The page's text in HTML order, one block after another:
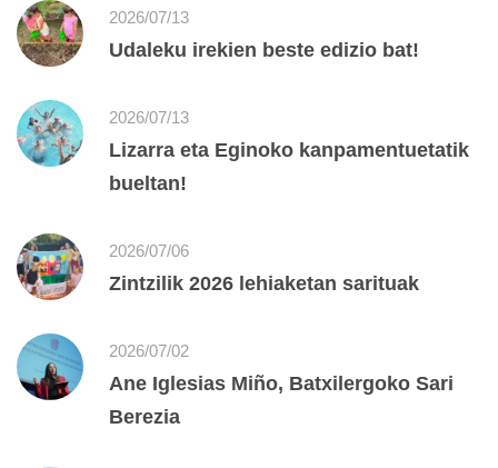
2026/07/13
Udaleku irekien beste edizio bat!
2026/07/13
Lizarra eta Eginoko kanpamentuetatik
bueltan!
2026/07/06
Zintzilik 2026 lehiaketan sarituak
2026/07/02
Ane Iglesias Miño, Batxilergoko Sari
Berezia